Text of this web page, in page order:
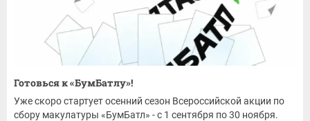
Готовься к «БумБатлу»!
Уже скоро стартует осенний сезон Всероссийской акции по
сбору макулатуры «БумБатл» - с 1 сентября по 30 ноября.